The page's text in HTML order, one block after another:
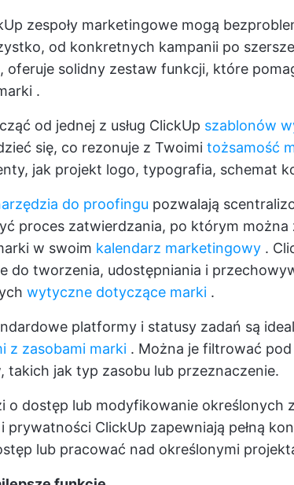
zespoły marketingowe mogą
od konkretnych kampanii po szersze
oferuje solidny zestaw funkcji, które
.
od jednej z usług ClickUp szablonów
się, co rezonuje z Twoimi tożsamość
jak projekt logo, typografia, schemat
do proofingu pozwalają
proces zatwierdzania, po którym
w swoim kalendarz marketingowy .
do tworzenia, udostępniania i
wytyczne dotyczące marki .
platformy i statusy zadań są
z zasobami marki . Można je filtrować
takich jak typ zasobu lub przeznaczenie.
o dostęp lub modyfikowanie określonych
prywatności ClickUp zapewniają pełną
lub pracować nad określonymi